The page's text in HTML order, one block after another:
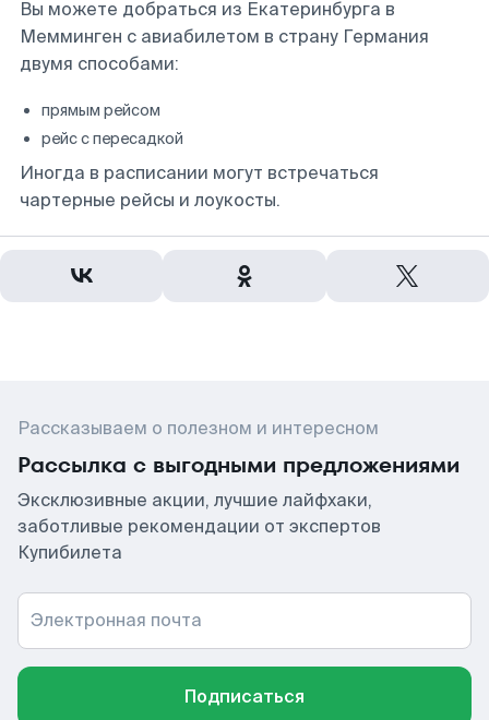
Вы можете добраться из Екатеринбурга в
Мемминген с авиабилетом в страну Германия
двумя способами:
прямым рейсом
рейс с пересадкой
Иногда в расписании могут встречаться
чартерные рейсы и лоукосты.
Рассказываем о полезном и интересном
Рассылка с выгодными предложениями
Эксклюзивные акции, лучшие лайфхаки,
заботливые рекомендации от экспертов
Купибилета
Электронная почта
Подписаться